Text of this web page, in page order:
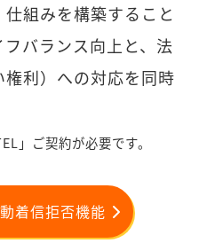
組みを構築すること
バランス向上と、法
利）への対応を同時
」ご契約が必要です。
着信拒否機能